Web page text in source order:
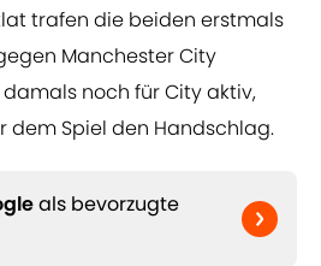
trafen die beiden erstmals
Manchester City
noch für City aktiv,
dem Spiel den Handschlag.
als bevorzugte